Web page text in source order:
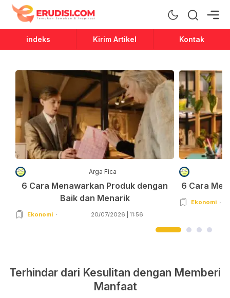
Erudisi
Temukan Jawaban dan Inspirasi
indeks Kirim Artikel Kontak
Arga Fica
6 Cara Menawarkan Produk dengan
Baik dan Menarik
Ekonomi 20/07/2026 | 11:56
6 Cara
Ekonomi
Terhindar dari Kesulitan dengan Memberi
Manfaat